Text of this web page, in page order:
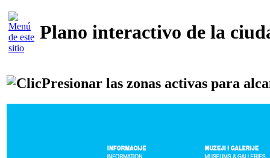
Plano interactivo de la
Presionar las zonas activas para